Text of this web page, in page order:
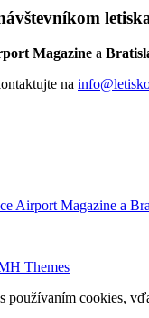
Magazine a
na
Airport Magazine a
Themes
používaním cookies,